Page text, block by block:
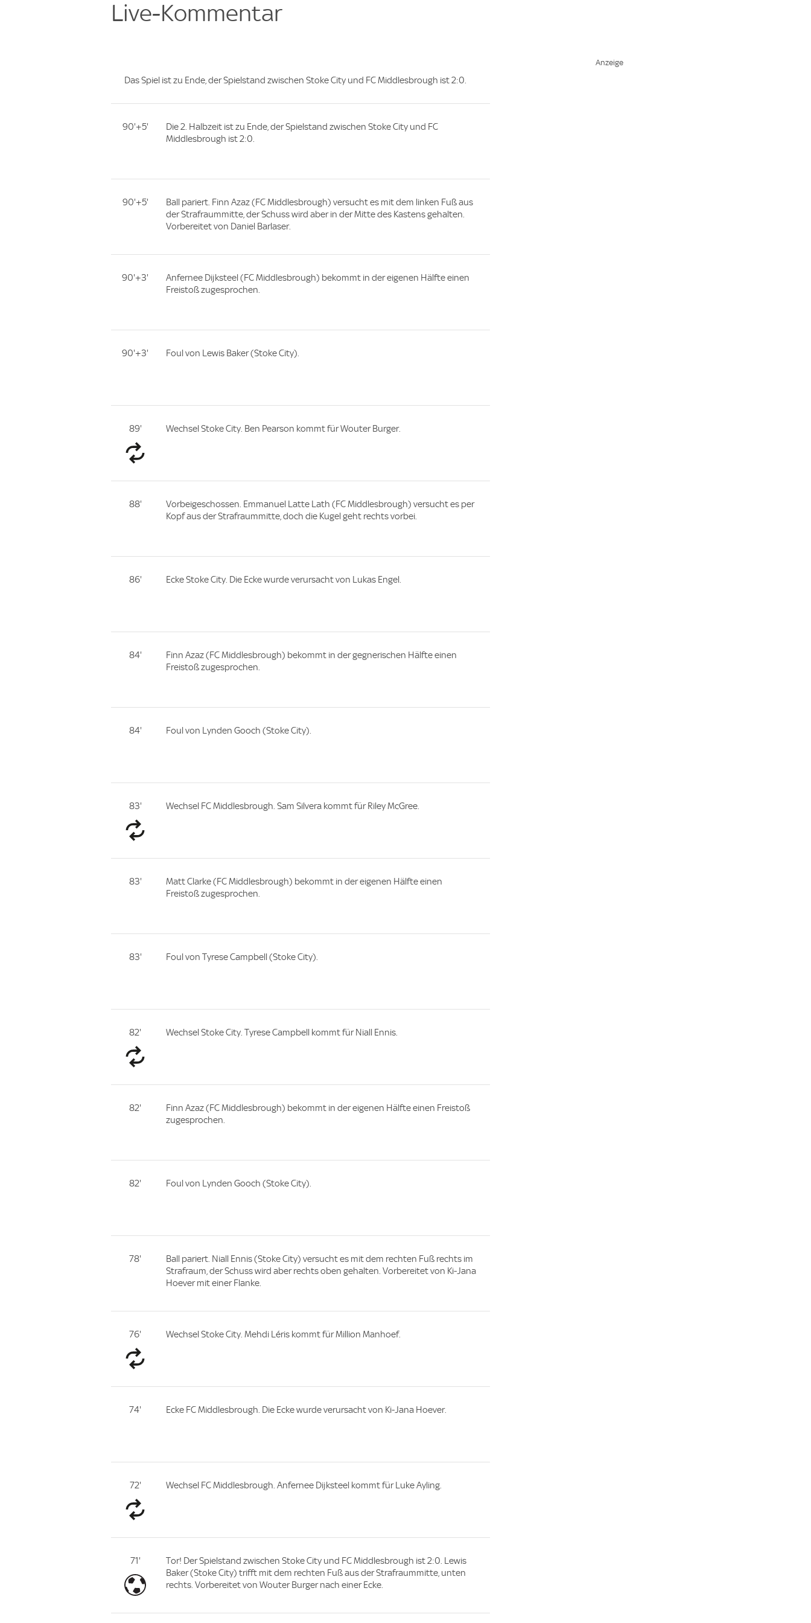
Live-Kommentar
Das Spiel ist zu Ende, der Spielstand zwischen Stoke City und FC Middlesbrough ist 2:0.
90'+5'
Die 2. Halbzeit ist zu Ende, der Spielstand zwischen Stoke City und FC
Middlesbrough ist 2:0.
90'+5'
Ball pariert. Finn Azaz (FC Middlesbrough) versucht es mit dem linken Fuß aus
der Strafraummitte, der Schuss wird aber in der Mitte des Kastens gehalten.
Vorbereitet von Daniel Barlaser.
90'+3'
Anfernee Dijksteel (FC Middlesbrough) bekommt in der eigenen Hälfte einen
Freistoß zugesprochen.
90'+3' Foul von Lewis Baker (Stoke City).
89' Wechsel Stoke City. Ben Pearson kommt für Wouter Burger.
88'
Vorbeigeschossen. Emmanuel Latte Lath (FC Middlesbrough) versucht es per
Kopf aus der Strafraummitte, doch die Kugel geht rechts vorbei.
86' Ecke Stoke City. Die Ecke wurde verursacht von Lukas Engel.
84'
Finn Azaz (FC Middlesbrough) bekommt in der gegnerischen Hälfte einen
Freistoß zugesprochen.
84' Foul von Lynden Gooch (Stoke City).
83' Wechsel FC Middlesbrough. Sam Silvera kommt für Riley McGree.
83'
Matt Clarke (FC Middlesbrough) bekommt in der eigenen Hälfte einen
Freistoß zugesprochen.
83' Foul von Tyrese Campbell (Stoke City).
82' Wechsel Stoke City. Tyrese Campbell kommt für Niall Ennis.
82'
Finn Azaz (FC Middlesbrough) bekommt in der eigenen Hälfte einen Freistoß
zugesprochen.
82' Foul von Lynden Gooch (Stoke City).
78'
Ball pariert. Niall Ennis (Stoke City) versucht es mit dem rechten Fuß rechts im
Strafraum, der Schuss wird aber rechts oben gehalten. Vorbereitet von Ki-Jana
Hoever mit einer Flanke.
76' Wechsel Stoke City. Mehdi Léris kommt für Million Manhoef.
74' Ecke FC Middlesbrough. Die Ecke wurde verursacht von Ki-Jana Hoever.
72' Wechsel FC Middlesbrough. Anfernee Dijksteel kommt für Luke Ayling.
71'
Tor! Der Spielstand zwischen Stoke City und FC Middlesbrough ist 2:0. Lewis
Baker (Stoke City) trifft mit dem rechten Fuß aus der Strafraummitte, unten
rechts. Vorbereitet von Wouter Burger nach einer Ecke.